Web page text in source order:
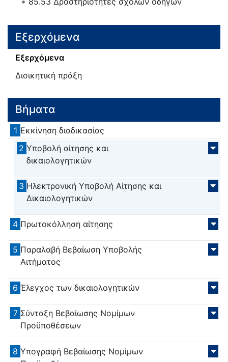
Εξερχόμενα
Εξερχόμενα
Διοικητική πράξη
Βήματα
1 Εκκίνηση διαδικασίας
2 Υποβολή αίτησης και
δικαιολογητικών
3 Ηλεκτρονική Υποβολή Αίτησης και
Δικαιολογητικών
4 Πρωτοκόλληση αίτησης
5 Παραλαβή Βεβαίωση Υποβολής
Αιτήματος
6 Έλεγχος των δικαιολογητικών
7 Σύνταξη Βεβαίωσης Νομίμων
Προϋποθέσεων
8 Υπογραφή Βεβαίωσης Νομίμων